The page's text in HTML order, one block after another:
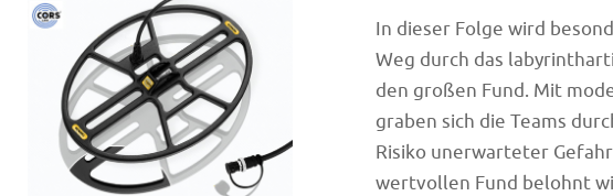
In dieser Folge wird
Weg durch das
den großen Fund. Mit
graben sich die Teams
Risiko unerwarteter
wertvollen Fund belohnt